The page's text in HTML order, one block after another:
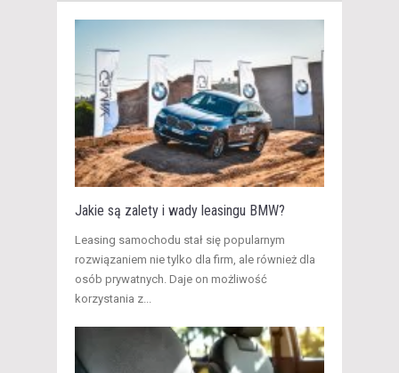
Jakie są zalety i wady leasingu BMW?
Leasing samochodu stał się popularnym
rozwiązaniem nie tylko dla firm, ale również dla
osób prywatnych. Daje on możliwość
korzystania z...